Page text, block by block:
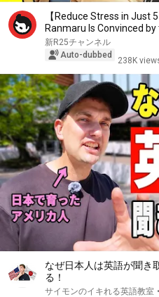
【Reduce Stress in Just
Ranmaru Is Convinced by
新R25チャンネル
Auto-dubbed
238K
なぜ日本人は英語が聞き
る！
サイモンのイキれる英語教室 •